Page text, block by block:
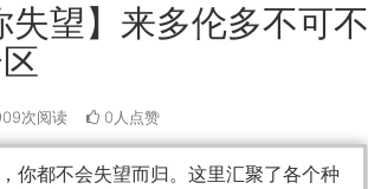
望】来多伦多不可不
次阅读 0人点赞
你都不会失望而归。这里汇聚了各个种